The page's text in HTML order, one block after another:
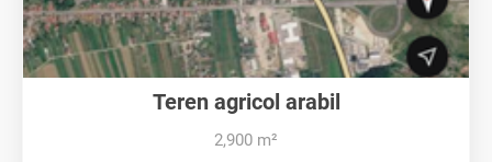
Teren agricol arabil
2,900 m²